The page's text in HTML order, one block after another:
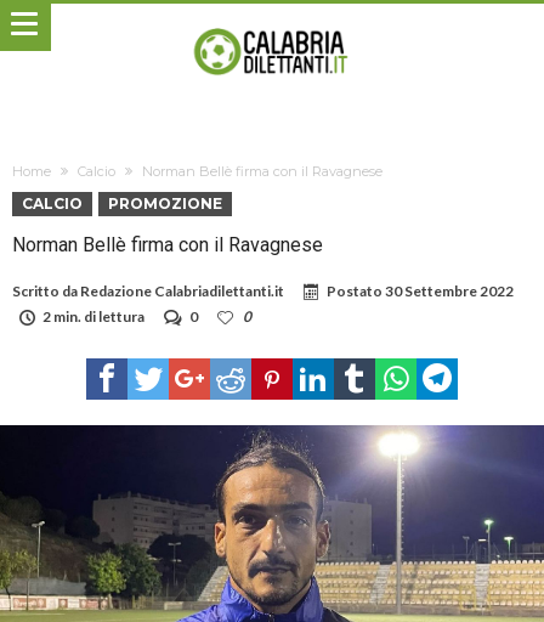
Home Calcio Norman Bellè firma con il Ravagnese
CALCIO PROMOZIONE
Norman Bellè firma con il Ravagnese
Scritto da Redazione Calabriadilettanti.it Postato 30 Settembre 2022
2 min. di lettura
0 0